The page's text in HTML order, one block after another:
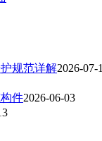
规范详解2026-07-
件2026-06-03